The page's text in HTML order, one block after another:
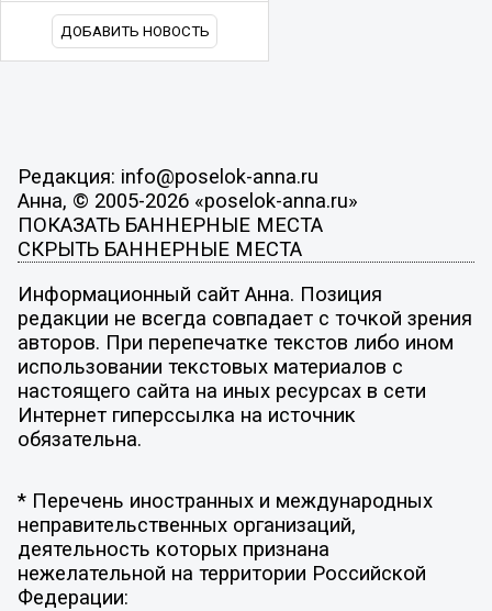
ДОБАВИТЬ НОВОСТЬ
Редакция: info@poselok-anna.ru
Анна, © 2005-2026 «poselok-anna.ru»
ПОКАЗАТЬ БАННЕРНЫЕ МЕСТА
СКРЫТЬ БАННЕРНЫЕ МЕСТА
Информационный сайт Анна. Позиция
редакции не всегда совпадает с точкой зрения
авторов. При перепечатке текстов либо ином
использовании текстовых материалов с
настоящего сайта на иных ресурсах в сети
Интернет гиперссылка на источник
обязательна.
* Перечень иностранных и международных
неправительственных организаций,
деятельность которых признана
нежелательной на территории Российской
Федерации: